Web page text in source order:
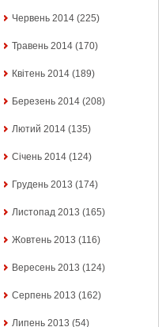
Червень 2014 (225)
Травень 2014 (170)
Квітень 2014 (189)
Березень 2014 (208)
Лютий 2014 (135)
Січень 2014 (124)
Грудень 2013 (174)
Листопад 2013 (165)
Жовтень 2013 (116)
Вересень 2013 (124)
Серпень 2013 (162)
Липень 2013 (54)